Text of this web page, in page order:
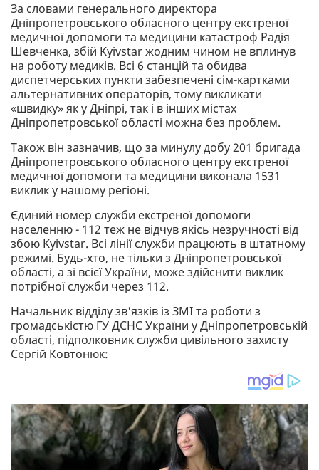
За словами генерального директора
Дніпропетровського обласного центру екстреної
медичної допомоги та медицини катастроф Радія
Шевченка, збій Kyivstar жодним чином не вплинув
на роботу медиків. Всі 6 станцій та обидва
диспетчерських пункти забезпечені сім-картками
альтернативних операторів, тому викликати
«швидку» як у Дніпрі, так і в інших містах
Дніпропетровської області можна без проблем.
Також він зазначив, що за минулу добу 201 бригада
Дніпропетровського обласного центру екстреної
медичної допомоги та медицини виконала 1531
виклик у нашому регіоні.
Єдиний номер служби екстреної допомоги
населенню - 112 теж не відчув якісь незручності від
збою Kyivstar. Всі лінії служби працюють в штатному
режимі. Будь-хто, не тільки з Дніпропетровської
області, а зі всієї України, може здійснити виклик
потрібної служби через 112.
Начальник відділу зв'язків із ЗМІ та роботи з
громадськістю ГУ ДСНС України у Дніпропетровській
області, підполковник служби цивільного захисту
Сергій Ковтонюк: